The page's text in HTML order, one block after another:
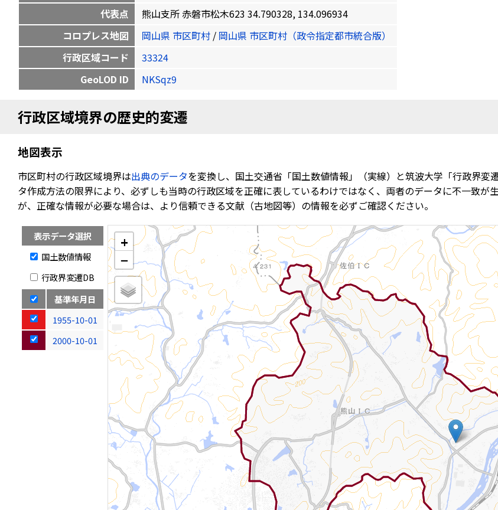
代表点
熊山支所 赤磐市松木623 34.790328, 134.096934
コロプレス地図
岡山県 市区町村 / 岡山県 市区町村（政令指定都市統合版）
行政区域コード
33324
GeoLOD ID
NKSqz9
行政区域境界の歴史的変遷
地図表示
市区町村の行政区域境界は出典のデータを変換し、国土交通省「国土数値情報」（実線）と筑波大学「行政界
タ作成方法の限界により、必ずしも当時の行政区域を正確に表しているわけではなく、両者のデータに不一致
が、正確な情報が必要な場合は、より信頼できる文献（古地図等）の情報を必ずご確認ください。
表示データ選択
国土数値情報
行政界変遷DB
基準年月日
1955-10-01
2000-10-01
+
−